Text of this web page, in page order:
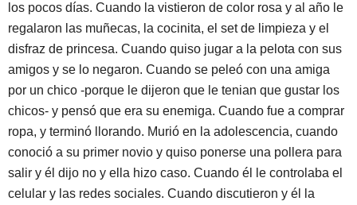
los pocos días. Cuando la vistieron de color rosa y al año le
regalaron las muñecas, la cocinita, el set de limpieza y el
disfraz de princesa. Cuando quiso jugar a la pelota con sus
amigos y se lo negaron. Cuando se peleó con una amiga
por un chico -porque le dijeron que le tenian que gustar los
chicos- y pensó que era su enemiga. Cuando fue a comprar
ropa, y terminó llorando. Murió en la adolescencia, cuando
conoció a su primer novio y quiso ponerse una pollera para
salir y él dijo no y ella hizo caso. Cuando él le controlaba el
celular y las redes sociales. Cuando discutieron y él la